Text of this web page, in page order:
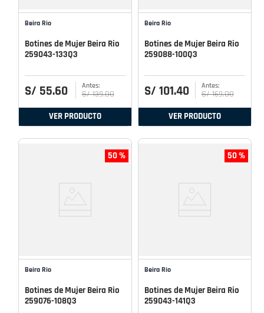
Beira Rio
Botines de Mujer Beira Rio
259043-133Q3
S/ 55.60 S/ 139.00
VER PRODUCTO
Beira Rio
Botines de Mujer Beira Rio
259088-100Q3
S/ 101.40 S/ 169.00
VER PRODUCTO
50 %
Beira Rio
Botines de Mujer Beira Rio
259076-108Q3
50 %
Beira Rio
Botines de Mujer Beira Rio
259043-141Q3